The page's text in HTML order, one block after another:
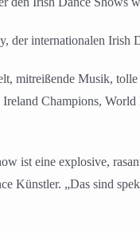
der internationalen Irish
mitreißende Musik,
Champions,
ist eine explosive,
Künstler. „Das sind